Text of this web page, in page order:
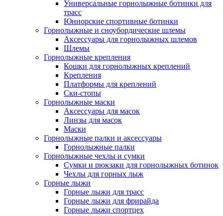
Универсальные горнолыжные ботинки для
трасс
Юниорские спортивные ботинки
Горнолыжные и сноубордические шлемы
Аксессуары для горнолыжных шлемов
Шлемы
Горнолыжные крепления
Кошки для горнолыжных креплений
Крепления
Платформы для креплений
Ски-стопы
Горнолыжные маски
Аксессуары для масок
Линзы для масок
Маски
Горнолыжные палки и аксессуары
Горнолыжные палки
Горнолыжные чехлы и сумки
Сумки и рюкзаки для горнолыжных ботинок
Чехлы для горных лыж
Горные лыжи
Горные лыжи для трасс
Горные лыжи для фрирайда
Горные лыжи спортцех